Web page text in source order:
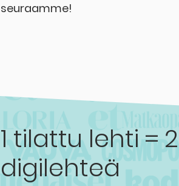
seuraamme!
1 tilattu lehti = 2
digilehteä